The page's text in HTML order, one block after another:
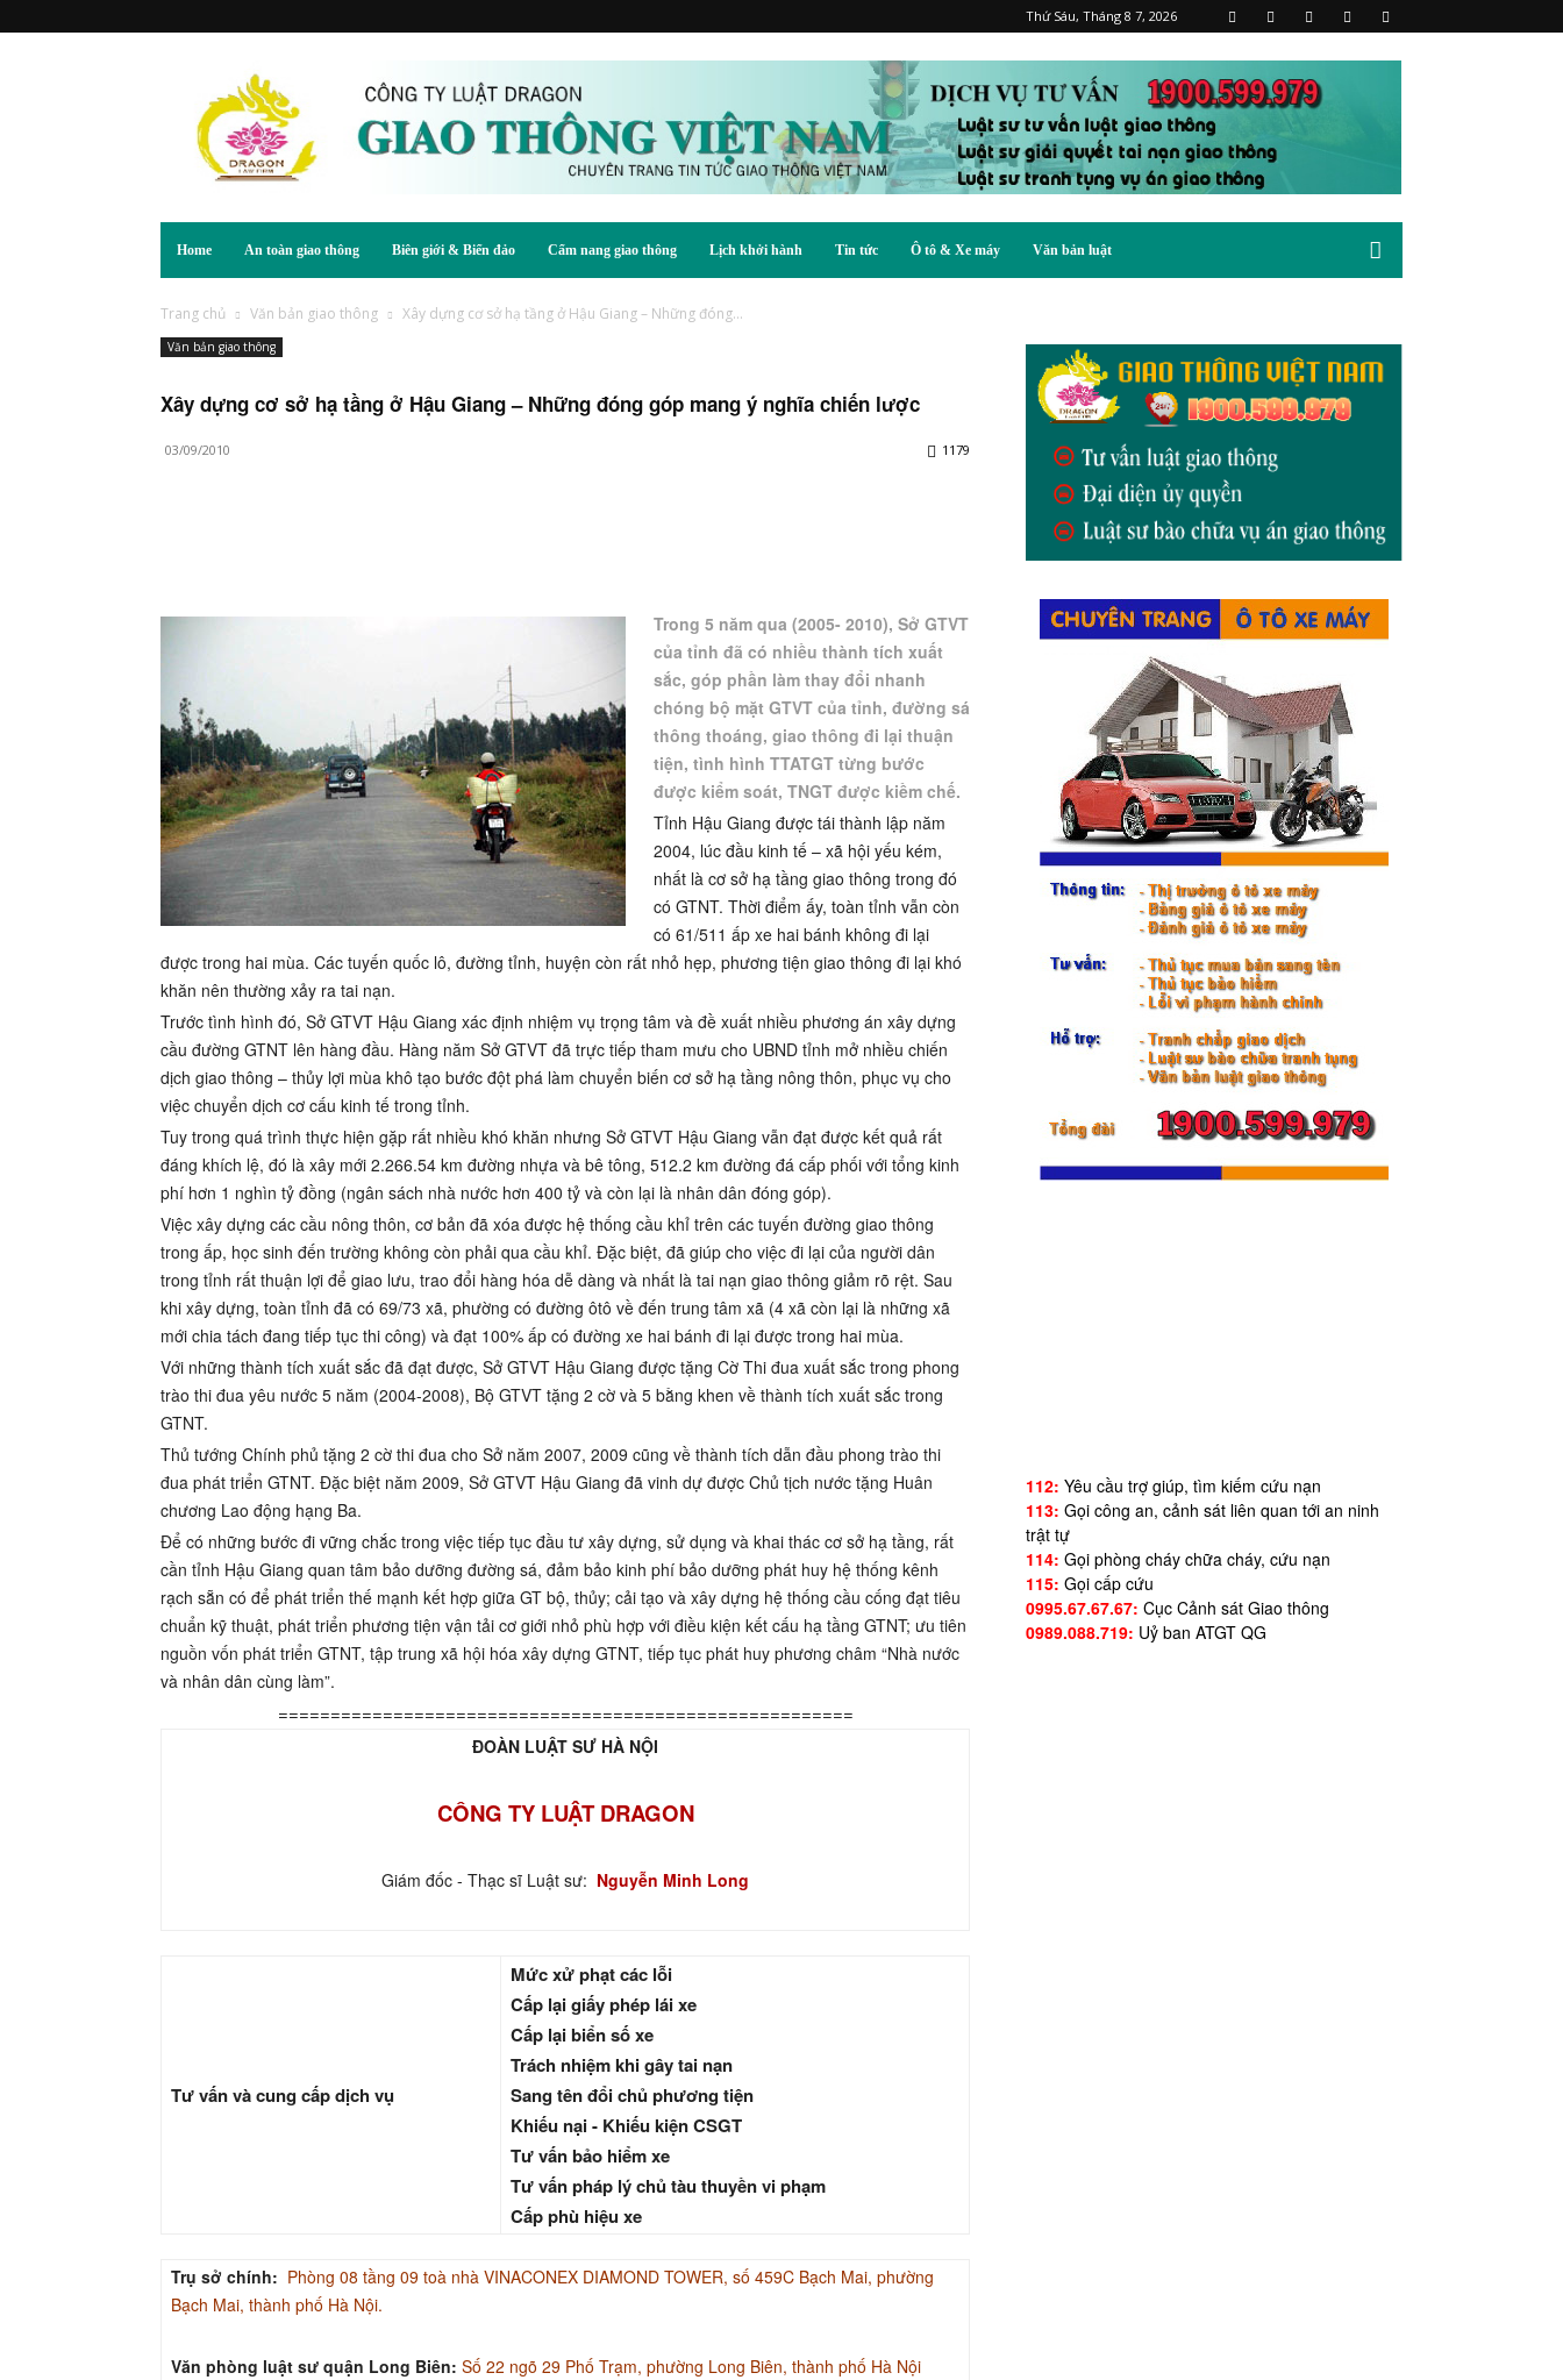
Thứ Sáu, Tháng 8 7, 2026
Home An toàn giao thông Biên giới & Biển đảo Cẩm nang giao thông Lịch khởi hành Tin tức Ô tô & Xe máy Văn bản luật
Trang chủ Văn bản giao thông Xây dựng cơ sở hạ tầng ở Hậu Giang – Những đóng...
Văn bản giao thông
Xây dựng cơ sở hạ tầng ở Hậu Giang – Những đóng góp mang ý nghĩa chiến lược
03/09/2010 1179
Trong 5 năm qua (2005- 2010), Sở GTVT
của tỉnh đã có nhiều thành tích xuất
sắc, góp phần làm thay đổi nhanh
chóng bộ mặt GTVT của tỉnh, đường sá
thông thoáng, giao thông đi lại thuận
tiện, tình hình TTATGT từng bước
được kiểm soát, TNGT được kiềm chế.
Tỉnh Hậu Giang được tái thành lập năm
2004, lúc đầu kinh tế – xã hội yếu kém,
nhất là cơ sở hạ tầng giao thông trong đó
có GTNT. Thời điểm ấy, toàn tỉnh vẫn còn
có 61/511 ấp xe hai bánh không đi lại
được trong hai mùa. Các tuyến quốc lô, đường tỉnh, huyện còn rất nhỏ hẹp, phương tiện giao thông đi lại khó
khăn nên thường xảy ra tai nạn.
Trước tình hình đó, Sở GTVT Hậu Giang xác định nhiệm vụ trọng tâm và đề xuất nhiều phương án xây dựng
cầu đường GTNT lên hàng đầu. Hàng năm Sở GTVT đã trực tiếp tham mưu cho UBND tỉnh mở nhiều chiến
dịch giao thông – thủy lợi mùa khô tạo bước đột phá làm chuyển biến cơ sở hạ tầng nông thôn, phục vụ cho
việc chuyển dịch cơ cấu kinh tế trong tỉnh.
Tuy trong quá trình thực hiện gặp rất nhiều khó khăn nhưng Sở GTVT Hậu Giang vẫn đạt được kết quả rất
đáng khích lệ, đó là xây mới 2.266.54 km đường nhựa và bê tông, 512.2 km đường đá cấp phối với tổng kinh
phí hơn 1 nghìn tỷ đồng (ngân sách nhà nước hơn 400 tỷ và còn lại là nhân dân đóng góp).
Việc xây dựng các cầu nông thôn, cơ bản đã xóa được hệ thống cầu khỉ trên các tuyến đường giao thông
trong ấp, học sinh đến trường không còn phải qua cầu khỉ. Đặc biệt, đã giúp cho việc đi lại của người dân
trong tỉnh rất thuận lợi để giao lưu, trao đổi hàng hóa dễ dàng và nhất là tai nạn giao thông giảm rõ rệt. Sau
khi xây dựng, toàn tỉnh đã có 69/73 xã, phường có đường ôtô về đến trung tâm xã (4 xã còn lại là những xã
mới chia tách đang tiếp tục thi công) và đạt 100% ấp có đường xe hai bánh đi lại được trong hai mùa.
Với những thành tích xuất sắc đã đạt được, Sở GTVT Hậu Giang được tặng Cờ Thi đua xuất sắc trong phong
trào thi đua yêu nước 5 năm (2004-2008), Bộ GTVT tặng 2 cờ và 5 bằng khen về thành tích xuất sắc trong
GTNT.
Thủ tướng Chính phủ tặng 2 cờ thi đua cho Sở năm 2007, 2009 cũng về thành tích dẫn đầu phong trào thi
đua phát triển GTNT. Đặc biệt năm 2009, Sở GTVT Hậu Giang đã vinh dự được Chủ tịch nước tặng Huân
chương Lao động hạng Ba.
Để có những bước đi vững chắc trong việc tiếp tục đầu tư xây dựng, sử dụng và khai thác cơ sở hạ tầng, rất
cần tỉnh Hậu Giang quan tâm bảo dưỡng đường sá, đảm bảo kinh phí bảo dưỡng phát huy hệ thống kênh
rạch sẵn có để phát triển thế mạnh kết hợp giữa GT bộ, thủy; cải tạo và xây dựng hệ thống cầu cống đạt tiêu
chuẩn kỹ thuật, phát triển phương tiện vận tải cơ giới nhỏ phù hợp với điều kiện kết cấu hạ tầng GTNT; ưu tiên
nguồn vốn phát triển GTNT, tập trung xã hội hóa xây dựng GTNT, tiếp tục phát huy phương châm “Nhà nước
và nhân dân cùng làm”.
=======================================================
ĐOÀN LUẬT SƯ HÀ NỘI
CÔNG TY LUẬT DRAGON
Giám đốc - Thạc sĩ Luật sư: Nguyễn Minh Long
Tư vấn và cung cấp dịch vụ
Mức xử phạt các lỗi
Cấp lại giấy phép lái xe
Cấp lại biển số xe
Trách nhiệm khi gây tai nạn
Sang tên đổi chủ phương tiện
Khiếu nại - Khiếu kiện CSGT
Tư vấn bảo hiểm xe
Tư vấn pháp lý chủ tàu thuyền vi phạm
Cấp phù hiệu xe
Trụ sở chính: Phòng 08 tầng 09 toà nhà VINACONEX DIAMOND TOWER, số 459C Bạch Mai, phường
Bạch Mai, thành phố Hà Nội.
Văn phòng luật sư quận Long Biên: Số 22 ngõ 29 Phố Trạm, phường Long Biên, thành phố Hà Nội
112: Yêu cầu trợ giúp, tìm kiếm cứu nạn
113: Gọi công an, cảnh sát liên quan tới an ninh
trật tự
114: Gọi phòng cháy chữa cháy, cứu nạn
115: Gọi cấp cứu
0995.67.67.67: Cục Cảnh sát Giao thông
0989.088.719: Uỷ ban ATGT QG